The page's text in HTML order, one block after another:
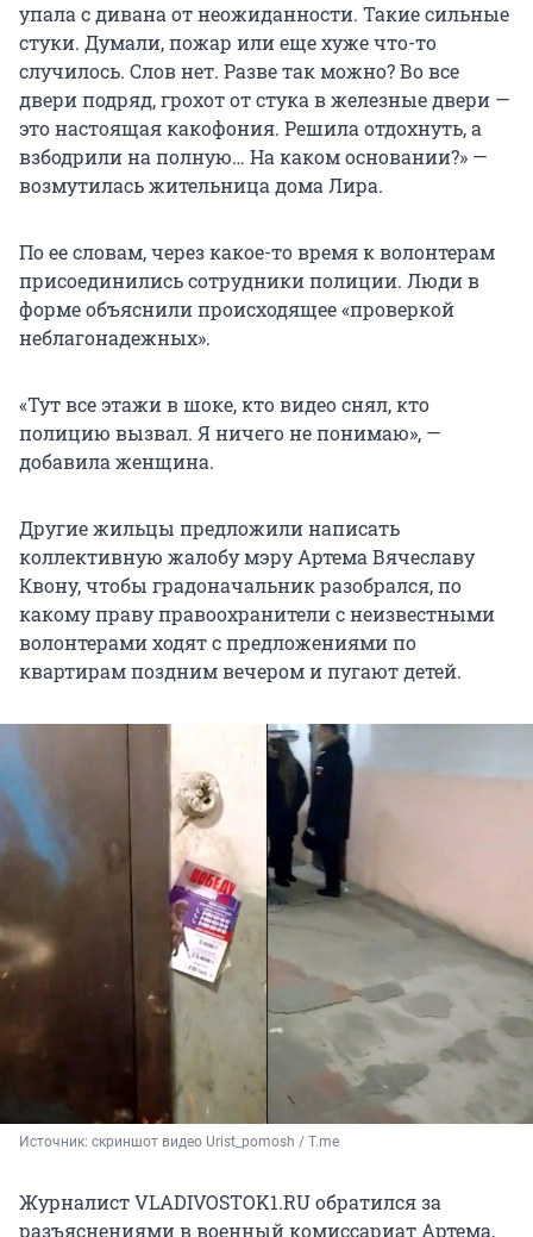
упала с дивана от неожиданности. Такие сильные
стуки. Думали, пожар или еще хуже что-то
случилось. Слов нет. Разве так можно? Во все
двери подряд, грохот от стука в железные двери —
это настоящая какофония. Решила отдохнуть, а
взбодрили на полную… На каком основании?» —
возмутилась жительница дома Лира.
По ее словам, через какое-то время к волонтерам
присоединились сотрудники полиции. Люди в
форме объяснили происходящее «проверкой
неблагонадежных».
«Тут все этажи в шоке, кто видео снял, кто
полицию вызвал. Я ничего не понимаю», —
добавила женщина.
Другие жильцы предложили написать
коллективную жалобу мэру Артема Вячеславу
Квону, чтобы градоначальник разобрался, по
какому праву правоохранители с неизвестными
волонтерами ходят с предложениями по
квартирам поздним вечером и пугают детей.
Источник: скриншот видео Urist_pomosh / T.me
Журналист VLADIVOSTOK1.RU обратился за
разъяснениями в военный комиссариат Артема,